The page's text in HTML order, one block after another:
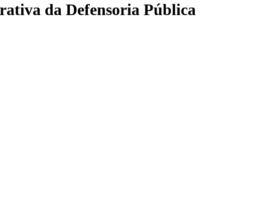
da Defensoria Pública